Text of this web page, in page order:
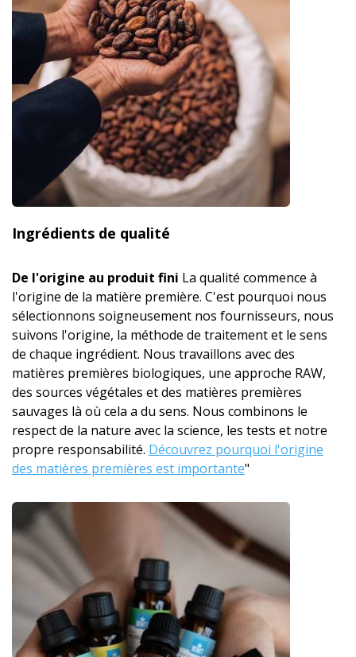
Ingrédients de qualité
De l'origine au produit fini La qualité commence à
l'origine de la matière première. C'est pourquoi nous
sélectionnons soigneusement nos fournisseurs, nous
suivons l'origine, la méthode de traitement et le sens
de chaque ingrédient. Nous travaillons avec des
matières premières biologiques, une approche RAW,
des sources végétales et des matières premières
sauvages là où cela a du sens. Nous combinons le
respect de la nature avec la science, les tests et notre
propre responsabilité. Découvrez pourquoi l'origine
des matières premières est importante"